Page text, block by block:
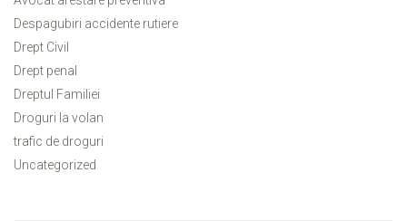
Despagubiri accidente rutiere
Drept Civil
Drept penal
Dreptul Familiei
Droguri la volan
trafic de droguri
Uncategorized